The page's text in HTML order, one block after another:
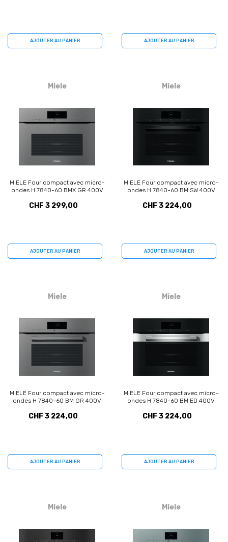
AJOUTER AU PANIER AJOUTER AU PANIER
Miele
MIELE Four compact avec micro-
ondes H 7840-60 BMX GR 400V
CHF 3 299,00
AJOUTER AU PANIER
Miele
MIELE Four compact avec micro-
ondes H 7840-60 BM SW 400V
CHF 3 224,00
AJOUTER AU PANIER
Miele
MIELE Four compact avec micro-
ondes H 7840-60 BM GR 400V
CHF 3 224,00
AJOUTER AU PANIER
Miele
MIELE Four compact avec micro-
ondes H 7840-60 BM ED 400V
CHF 3 224,00
AJOUTER AU PANIER
Miele Miele